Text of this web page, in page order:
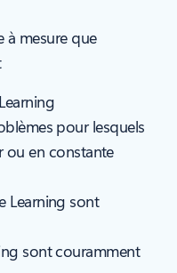
à mesure que
pour lesquels
ou en constante
Learning sont
sont couramment